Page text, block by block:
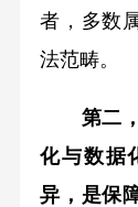
者，多数
法范畴。
第二，
化与数据
异，是保